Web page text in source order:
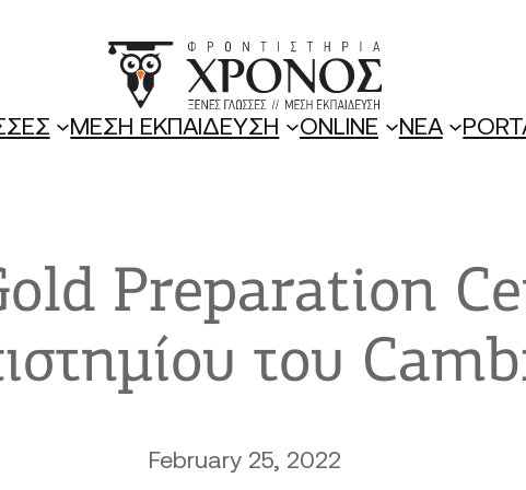
ΜΕΣΗ ΕΚΠΑΙΔΕΥΣΗ ONLINE ΝΕΑ
Preparation
του
February 25, 2022